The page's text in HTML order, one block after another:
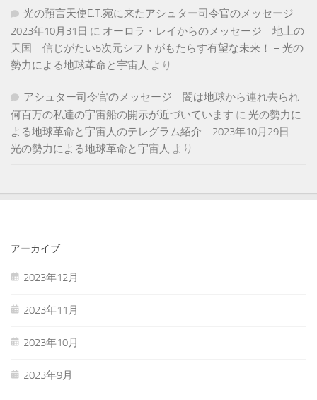
光の預言天使E.T.宛に来たアシュター司令官のメッセージ
2023年10月31日 に オーロラ・レイからのメッセージ 地上の
天国 信じがたい5次元シフトがもたらす有望な未来！ – 光の
勢力による地球革命と宇宙人 より
アシュター司令官のメッセージ 闇は地球から連れ去られ
何百万の私達の宇宙船の開示が近づいています に 光の勢力に
よる地球革命と宇宙人のテレグラム紹介 2023年10月29日 –
光の勢力による地球革命と宇宙人 より
アーカイブ
2023年12月
2023年11月
2023年10月
2023年9月